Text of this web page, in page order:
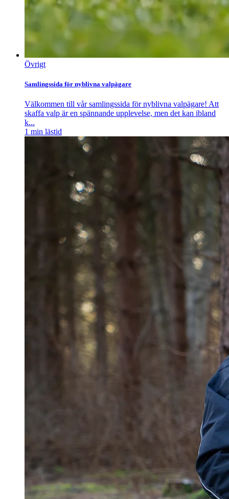
Övrigt
Samlingssida för nyblivna valpägare
Välkommen till vår samlingssida för nyblivna valpägare! Att
skaffa valp är en spännande upplevelse, men det kan ibland
k...
1 min lästid